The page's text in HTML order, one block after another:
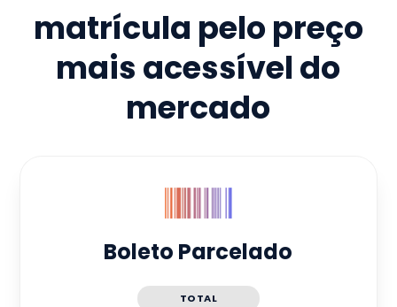
matrícula pelo preço
mais acessível do
mercado
Boleto Parcelado
TOTAL